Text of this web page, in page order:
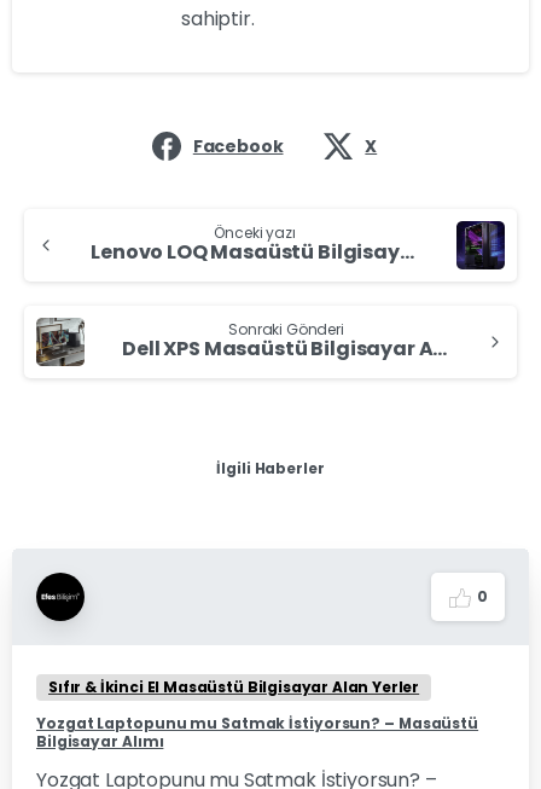
sahiptir.
Facebook X
Önceki yazı
Lenovo LOQ Masaüstü Bilgisayar Alan Yerler: En İyi Fiyatlarla
Sonraki Gönderi
Dell XPS Masaüstü Bilgisayar Alan Yerler: Değerinde Satın Alıyoruz
İlgili Haberler
0
Sıfır & İkinci El Masaüstü Bilgisayar Alan Yerler
Yozgat Laptopunu mu Satmak İstiyorsun? – Masaüstü
Bilgisayar Alımı
Yozgat Laptopunu mu Satmak İstiyorsun? –